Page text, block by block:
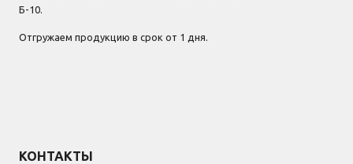
Б-10.
Отгружаем продукцию в срок от 1 дня.
КОНТАКТЫ